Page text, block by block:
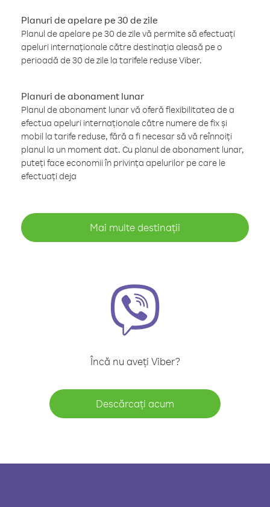
Planuri de apelare pe 30 de zile
Planul de apelare pe 30 de zile vă permite să efectuați
apeluri internaționale către destinația aleasă pe o
perioadă de 30 de zile la tarifele reduse Viber.
Planuri de abonament lunar
Planul de abonament lunar vă oferă flexibilitatea de a
efectua apeluri internaționale către numere de fix și
mobil la tarife reduse, fără a fi necesar să vă reînnoiți
planul la un moment dat. Cu planul de abonament lunar,
puteți face economii în privința apelurilor pe care le
efectuați deja
Mai multe destinații
Încă nu aveți Viber?
Descărcați acum